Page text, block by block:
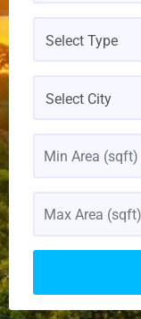
Select Type
Select City